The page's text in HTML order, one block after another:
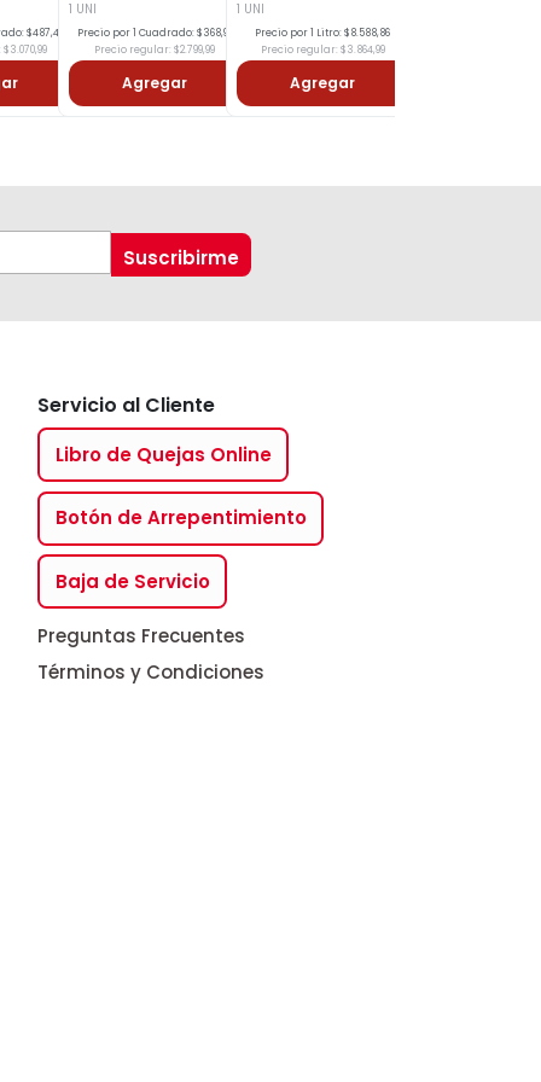
$487,46
1 UNI
Precio por 1 Cuadrado: $368,91
Precio regular: $2.799,99
Agregar
1 UNI
Precio por 1 Litro: $8.588,86
Precio regular: $3.864,99
Agregar
Servicio al Cliente
Libro de Quejas Online
Botón de Arrepentimiento
Baja de Servicio
Preguntas Frecuentes
Términos y Condiciones